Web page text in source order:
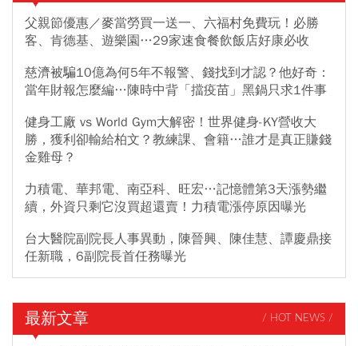
父親節優惠／麥當勞買一送一、六福村免費玩！必勝
客、肯德基、遊樂園…29家速食餐飲飯店好康必收
慈濟被騙10億為何5年不報警、錢找到才認？他好奇：
當年財報怎麼編…陳時中背「擋疫苗」黑鍋只求1件事
健身工廠 vs World Gym大解密！世界健身-KY營收大
勝，獲利卻輸給柏文？教練課、會籍…誰才是真正賺錢
金雞母？
力積電、華邦電、南亞科、旺宏…記憶體第3天漲勢繼
續，外資只剩它沒買超還賣！力積電漲停原因曝光
台大醫院副院長人事異動，陳晉興、陳佳慧、譚慶鼎接
任新職，6副院長首任務曝光
最新文章 / HOT NEWS /